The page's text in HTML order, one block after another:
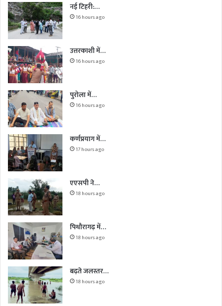
नई टिहरी:…
16 hours ago
उत्तरकाशी में…
16 hours ago
पुरोला में…
16 hours ago
कर्णप्रयाग में…
17 hours ago
एएसपी ने…
18 hours ago
पिथौरागढ़ में…
18 hours ago
बढ़ते जलस्तर…
18 hours ago